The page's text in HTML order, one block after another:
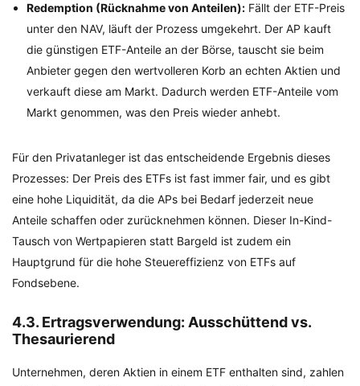
Redemption (Rücknahme von Anteilen): Fällt der ETF-Preis
unter den NAV, läuft der Prozess umgekehrt. Der AP kauft
die günstigen ETF-Anteile an der Börse, tauscht sie beim
Anbieter gegen den wertvolleren Korb an echten Aktien und
verkauft diese am Markt. Dadurch werden ETF-Anteile vom
Markt genommen, was den Preis wieder anhebt.
Für den Privatanleger ist das entscheidende Ergebnis dieses
Prozesses: Der Preis des ETFs ist fast immer fair, und es gibt
eine hohe Liquidität, da die APs bei Bedarf jederzeit neue
Anteile schaffen oder zurücknehmen können. Dieser In-Kind-
Tausch von Wertpapieren statt Bargeld ist zudem ein
Hauptgrund für die hohe Steuereffizienz von ETFs auf
Fondsebene.
4.3. Ertragsverwendung: Ausschüttend vs.
Thesaurierend
Unternehmen, deren Aktien in einem ETF enthalten sind, zahlen